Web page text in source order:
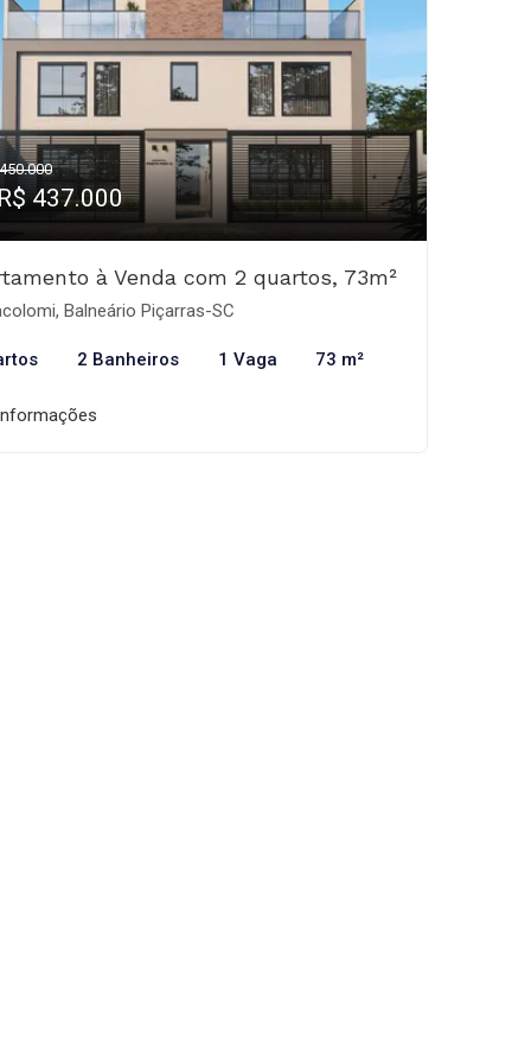
437.000
à Venda com 2 quartos, 73m²
Balneário Piçarras-SC
2 Banheiros 1 Vaga 73 m²